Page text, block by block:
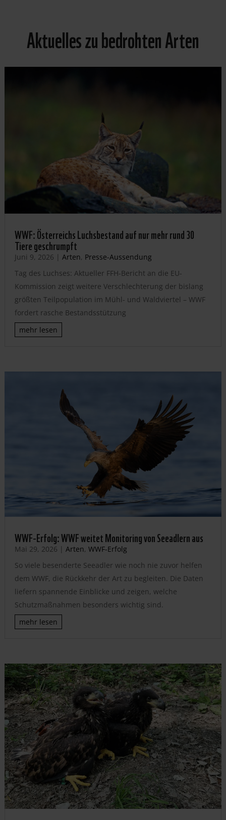
Aktuelles zu bedrohten Arten
WWF: Österreichs Luchsbestand auf nur mehr rund 30
Tiere geschrumpft
Juni 9, 2026 | Arten, Presse-Aussendung
Tag des Luchses: Aktueller FFH-Bericht an die EU-
Kommission zeigt weitere Verschlechterung der bislang
größten Teilpopulation im Mühl- und Waldviertel – WWF
fordert rasche Bestandsstützung
mehr lesen
WWF-Erfolg: WWF weitet Monitoring von Seeadlern aus
Mai 29, 2026 | Arten, WWF-Erfolg
So viele besenderte Seeadler wie noch nie zuvor helfen
dem WWF, die Rückkehr der Art zu begleiten. Die Daten
liefern spannende Einblicke und zeigen, welche
Schutzmaßnahmen besonders wichtig sind.
mehr lesen